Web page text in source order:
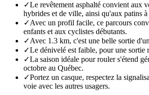
✓Le revêtement asphalté convient aux
hybrides et de ville, ainsi qu'aux patins à
✓Avec un profil facile, ce parcours
enfants et aux cyclistes débutants.
✓Avec 1.3 km, c'est une belle sortie
✓Le dénivelé est faible, pour une sortie
✓La saison idéale pour rouler s'étend
octobre au Québec.
✓Portez un casque, respectez la
voie avec les autres usagers.